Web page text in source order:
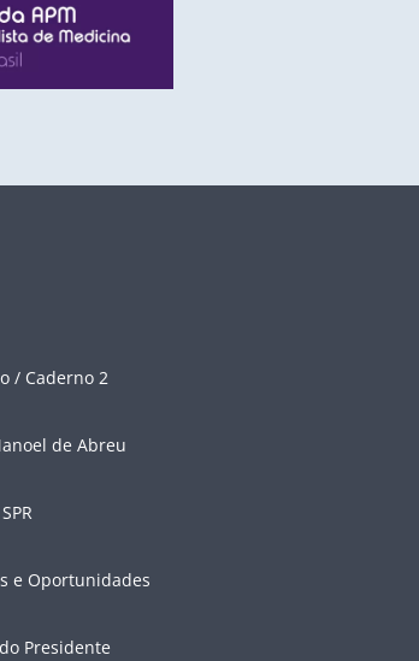
/ Caderno 2
de Abreu
e Oportunidades
Presidente